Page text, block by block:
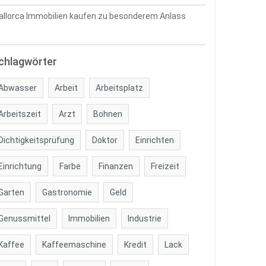
Immobilien kaufen zu besonderem Anlass
Arbeit Arbeitsplatz
Arzt Bohnen
Doktor Einrichten
Farbe Finanzen Freizeit
Gastronomie Geld
Immobilien Industrie
Kaffeemaschine Kredit Lack